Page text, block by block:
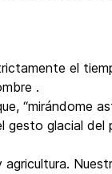
el
.
“mirándome
gesto glacial del